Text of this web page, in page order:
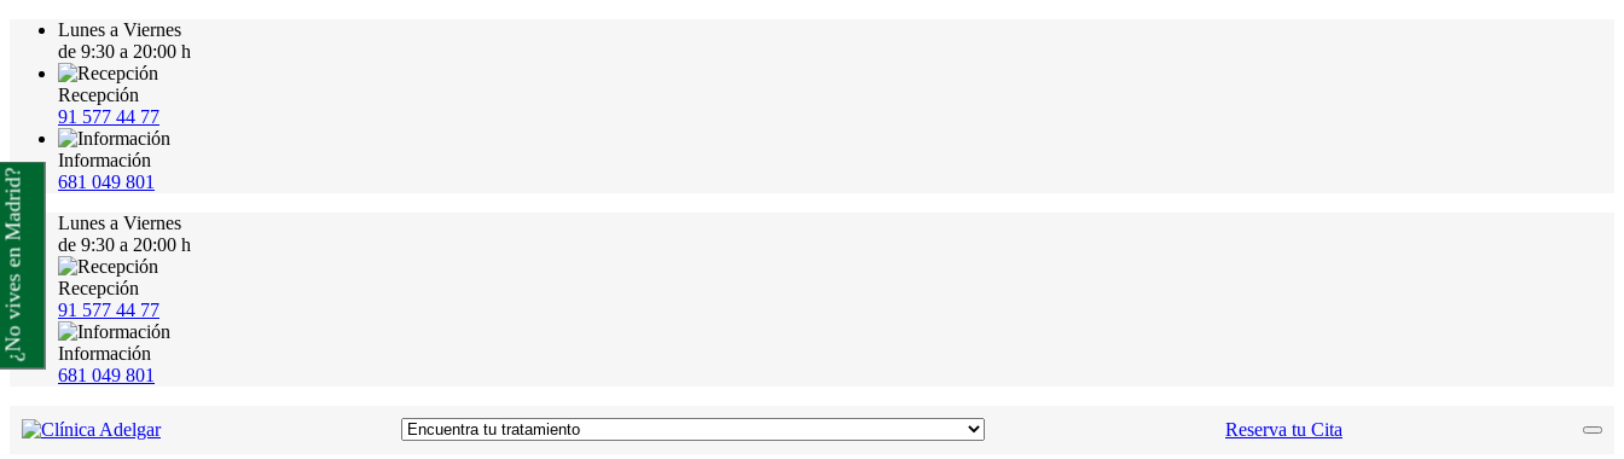
Lunes a Viernes
de 9:30 a 20:00 h
Recepción
91 577 44 77
Información
681 049 801
Lunes a Viernes
de 9:30 a 20:00 h
Recepción
91 577 44 77
Información
681 049 801
Reserva tu Cita
¿No vives en Madrid?